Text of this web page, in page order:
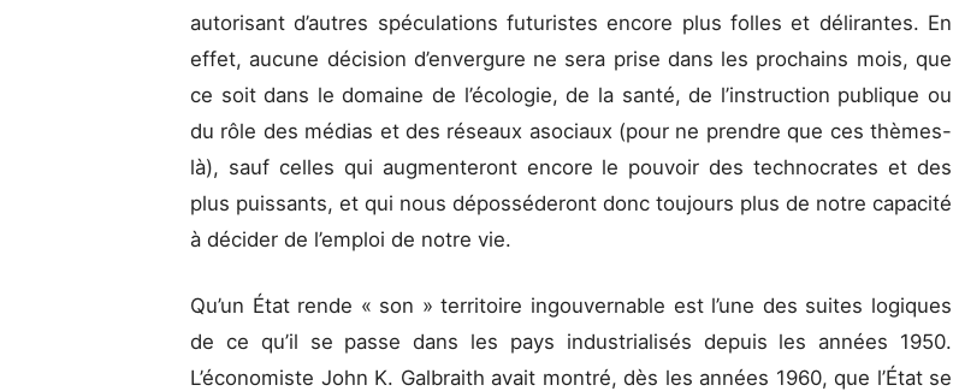
autorisant d’autres spéculations futuristes encore plus folles et délirantes. En
effet, aucune décision d’envergure ne sera prise dans les prochains mois, que
ce soit dans le domaine de l’écologie, de la santé, de l’instruction publique ou
du rôle des médias et des réseaux asociaux (pour ne prendre que ces thèmes-
là), sauf celles qui augmenteront encore le pouvoir des technocrates et des
plus puissants, et qui nous déposséderont donc toujours plus de notre capacité
à décider de l’emploi de notre vie.
Qu’un État rende « son » territoire ingouvernable est l’une des suites logiques
de ce qu’il se passe dans les pays industrialisés depuis les années 1950.
L’économiste John K. Galbraith avait montré, dès les années 1960, que l’État se